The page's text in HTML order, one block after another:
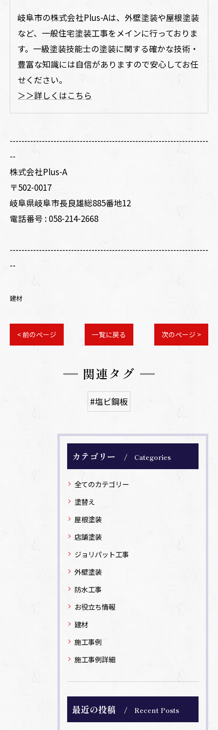
岐阜市の株式会社Plus-Aは、外壁塗装や屋根塗装
など、一般住宅塗装工事をメインに行っておりま
す。一級塗装技能士の塗装に関する確かな技術・
豊富な知識には自信がありますので安心してお任
せください。
＞＞詳しくはこちら
--------------------------------------------------------------------
--
株式会社Plus-A
〒502-0017
岐阜県岐阜市長良雄総885番地12
電話番号 : 058-214-2668
--------------------------------------------------------------------
--
建材
< 前のページ 一覧に戻る 次のページ >
関連タグ
#塩ビ鋼板
カテゴリー Categories
全てのカテゴリー
塗替え
屋根塗装
店舗塗装
ジョリパット工事
外壁塗装
防水工事
お役立ち情報
建材
施工事例
施工事例詳細
最近の投稿 Recent Posts